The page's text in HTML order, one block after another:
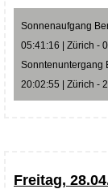
Sonnenaufgang
05:41:16 | Zürich -
Sonntenuntergang
20:02:55 | Zürich -
Freitag,